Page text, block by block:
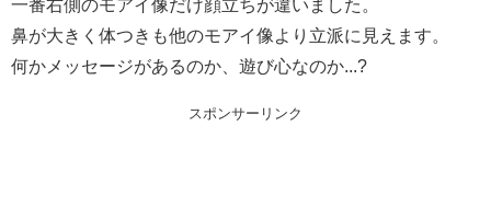
一番右側のモアイ像だけ顔立ちが違いました。
鼻が大きく体つきも他のモアイ像より立派に見えます。
何かメッセージがあるのか、遊び心なのか...?
スポンサーリンク